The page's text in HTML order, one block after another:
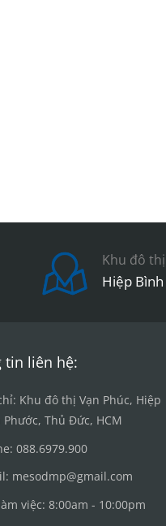
Khu đô
Hiệp
tin liên hệ:
Khu đô thị Vạn Phúc, Hiệp
Phước, Thủ Đức, HCM
088.6979.900
mesodmp@gmail.com
việc: 8:00am - 10:00pm